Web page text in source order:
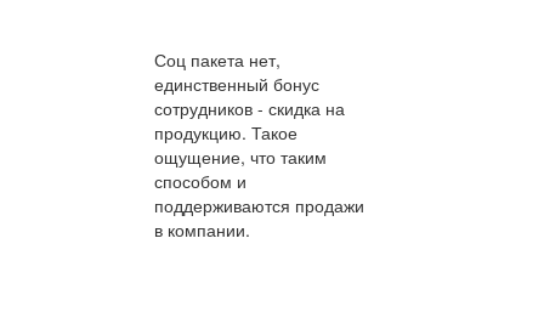
Соц пакета нет,
единственный бонус
сотрудников - скидка на
продукцию. Такое
ощущение, что таким
способом и
поддерживаются продажи
в компании.